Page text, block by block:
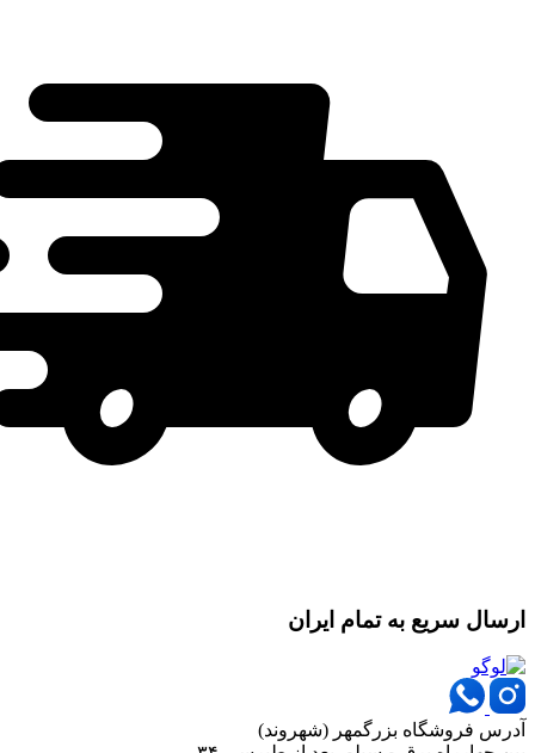
ارسال سریع به تمام ایران
آدرس فروشگاه بزرگمهر (شهروند)